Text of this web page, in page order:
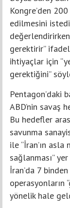
Kongre’den
edilmesini
gerektirir”
ihtiyaçlar için
gerektiğini”
Pentagon’daki
ABD’nin savaş
Bu hedefler
savunma
ile “İran’ın
sağlanması”
İran’da 7
operasyonların
yönelik hale